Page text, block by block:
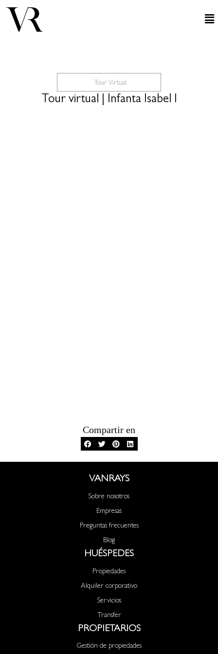
Tour Virtual
Tour virtual | Infanta Isabel I
Compartir en
VANRAYS
Sobre nosotros
Empresas
Preguntas frecuentes
Blog
HUÉSPEDES
Propiedades
Alquiler corporativo
Servicios
Transfer
PROPIETARIOS
Gestión de propiedades